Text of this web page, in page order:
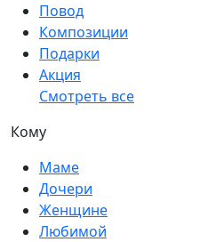
Повод
Композиции
Подарки
Акция
Смотреть все
Кому
Маме
Дочери
Женщине
Любимой